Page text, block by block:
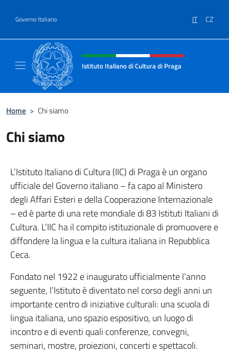
Governo Italiano IT CZ
Intestazione sito, social e menù
Istituto Italiano di Cultura di Praga
Home > Chi siamo
Chi siamo
L’Istituto Italiano di Cultura (IIC) di Praga è un organo
ufficiale del Governo italiano – fa capo al Ministero
degli Affari Esteri e della Cooperazione Internazionale
– ed è parte di una rete mondiale di 83 Istituti Italiani di
Cultura. L’IIC ha il compito istituzionale di promuovere e
diffondere la lingua e la cultura italiana in Repubblica
Ceca.
Fondato nel 1922 e inaugurato ufficialmente l’anno
seguente, l’Istituto è diventato nel corso degli anni un
importante centro di iniziative culturali: una scuola di
lingua italiana, uno spazio espositivo, un luogo di
incontro e di eventi quali conferenze, convegni,
seminari, mostre, proiezioni, concerti e spettacoli.